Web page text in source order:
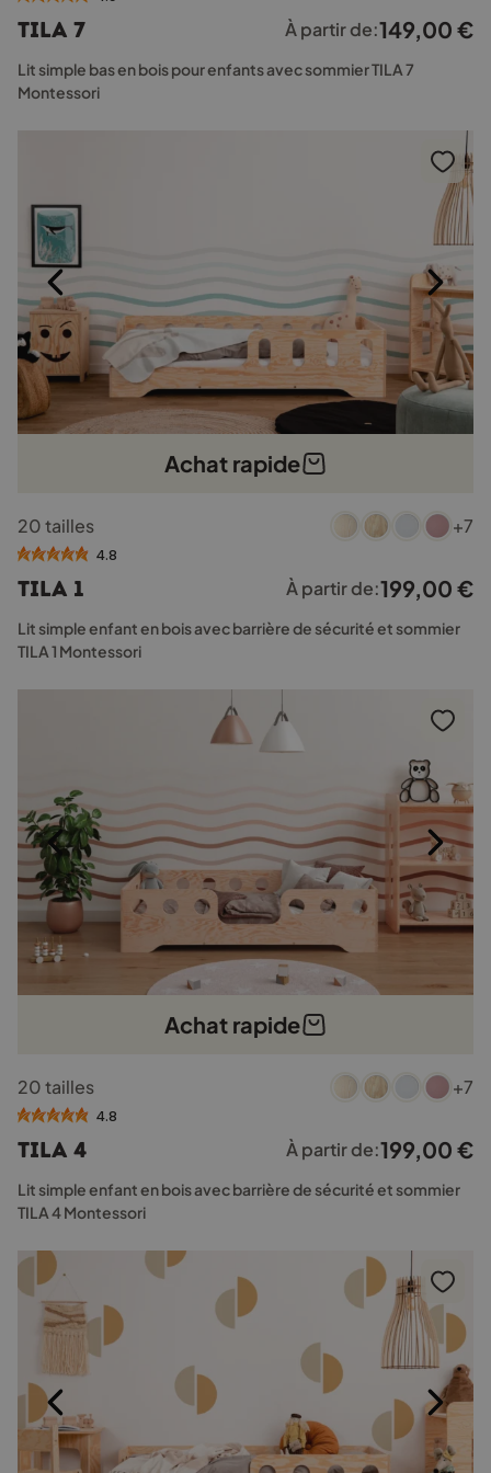
variations.
Les
options
peuvent
page
du
produit
TILA 7 À partir de:149,00 €
Lit simple bas en bois pour enfants avec sommier TILA 7
Montessori
Achat rapide
produit
a
variations.
Les
options
être
produit
20 tailles +7
4.8
TILA 1 À partir de:199,00 €
Lit simple enfant en bois avec barrière de sécurité et sommier
TILA 1 Montessori
Achat rapide
produit
a
variations.
Les
options
peuvent
être
choisies
sur
page
produit
20 tailles +7
4.8
TILA 4 À partir de:199,00 €
Lit simple enfant en bois avec barrière de sécurité et sommier
TILA 4 Montessori